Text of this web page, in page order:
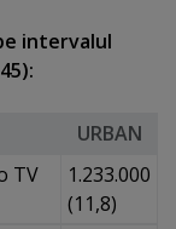
intervalul
URBAN
TV
1.233.000
(11,8)